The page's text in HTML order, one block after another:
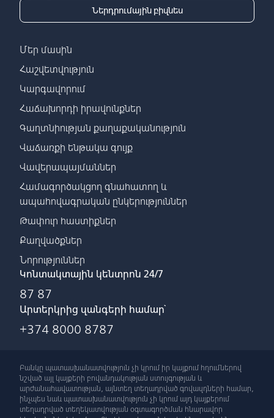
Ներդրումային բիզնես
Մեր մասին
Հաշվետվություն
Կարգավորում
Հաճախորդի իրավունքներ
Գաղտնիության քաղաքականություն
Վաճառքի ենթակա գույք
Վավերապայմաններ
Համագործակցող գնահատող և
ապահովագրական ընկերություններ
Թափուր հաստիքներ
Քաղվածքներ
Նորություններ
Կոնտակտային կենտրոն 24/7
87 87
Արտերկրից զանգերի համար՝
+374 8000 8787
Բանկը պատասխանատվություն չի կրում իր կայքում հղումներով
նշված այլ կայքերի բովանդակության ստույգության և
արժանահավատության, այնտեղ տեղադրված գովազդների համար,
ինչպես նաև պատասխանատվություն չի կրում այդ կայքերում
տեղադրված տեղեկատվության օգտագործման հնարավոր